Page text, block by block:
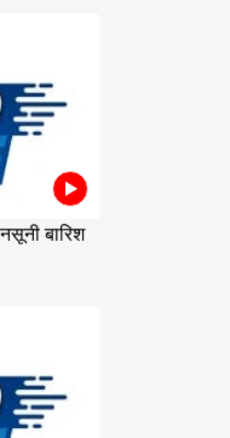
बारिश